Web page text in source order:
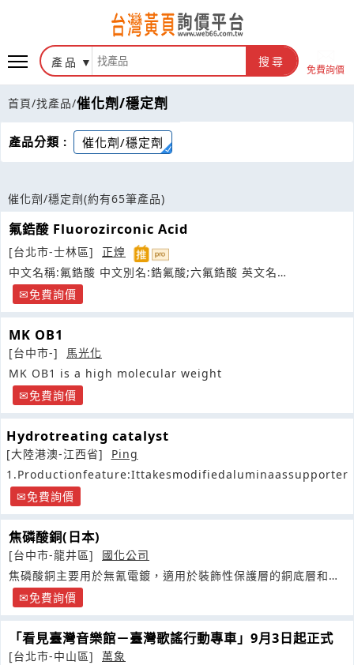
產品 搜尋
免費詢價
首頁/找產品/催化劑/穩定劑
產品分類 : 催化劑/穩定劑
催化劑/穩定劑(約有65筆產品)
氟鋯酸 Fluorozirconic Acid
[台北市-士林區]
正煌
中文名稱:氟鋯酸 中文別名:鋯氟酸;六氟鋯酸 英文名
稱:hexafluorozirconic
免費詢價
MK OB1
[台中市-]
馬光化
MK OB1 is a high molecular weight
免費詢價
Hydrotreating catalyst
[大陸港澳-江西省]
Ping
1.Productionfeature:Ittakesmodifiedaluminaassupporter
免費詢價
焦磷酸銅(日本)
[台中市-龍井區]
國化公司
焦磷酸銅主要用於無氰電鍍，適用於裝飾性保護層的銅底層和要
求滲碳零件的局部防滲碳塗層
免費詢價
「看見臺灣音樂館－臺灣歌謠行動專車」9月3日起正式
[台北市-中山區]
萬象